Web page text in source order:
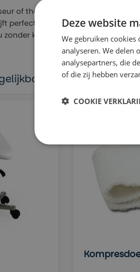
of therapeut die met warme oliën
perfect bruikbaar bij een
knoeien de gewenste dosis
producten
Deze website
We gebruiken
analyseren. We delen
analysepartners, die
of die zij hebben
COOKIE